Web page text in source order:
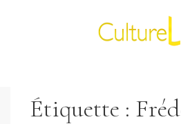
Étiquette :